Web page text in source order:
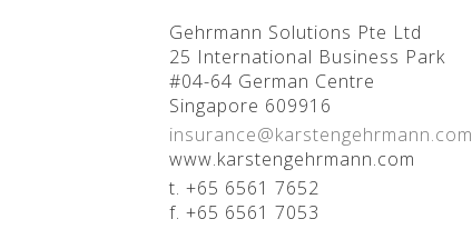
Gehrmann Solutions Pte Ltd
25 International Business Park
#04-64 German Centre
Singapore 609916
insurance@karstengehrmann.com
www.karstengehrmann.com
t. +65 6561 7652
f. +65 6561 7053